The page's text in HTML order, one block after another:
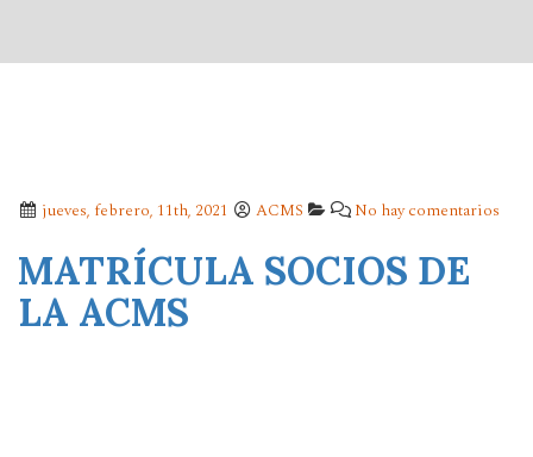
jueves, febrero, 11th, 2021 ACMS No hay comentarios
MATRÍCULA SOCIOS DE
LA ACMS